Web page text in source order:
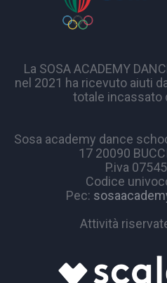
La SOSA ACADEMY
nel 2021 ha ricevuto aiuti
totale incassato
Sosa academy dance
17 20090
P.iva
Codice
Pec:
Attività